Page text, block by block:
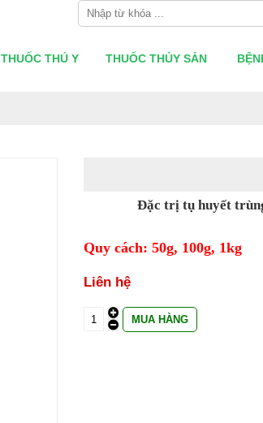
THUỐC THÚ Y THUỐC THỦY SẢN
Đặc trị tụ huyết
Quy cách: 50g, 100g, 1kg
Liên hệ